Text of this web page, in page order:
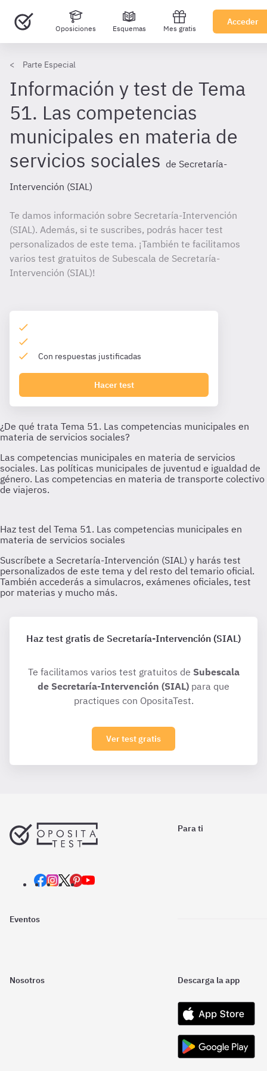
Oposiciones Esquemas Mes gratis
Acceder
Parte Especial
Información y test de Tema
51. Las competencias
municipales en materia de
servicios sociales de Secretaría-
Intervención (SIAL)
Te damos información sobre Secretaría-Intervención
(SIAL). Además, si te suscribes, podrás hacer test
personalizados de este tema. ¡También te facilitamos
varios test gratuitos de Subescala de Secretaría-
Intervención (SIAL)!
Con respuestas justificadas
Hacer test
Haz test gratis de Secretaría-Intervención (SIAL)
Te facilitamos varios test gratuitos de Subescala
de Secretaría-Intervención (SIAL) para que
practiques con OpositaTest.
Ver test gratis
Para ti
Eventos
Nosotros Descarga la app